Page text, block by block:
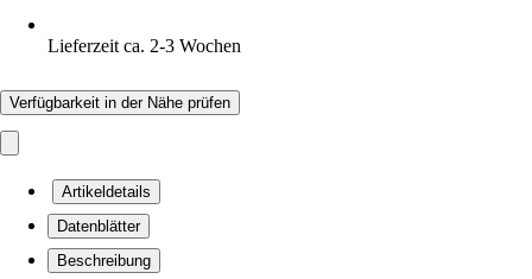
Lieferzeit ca. 2-3 Wochen
Verfügbarkeit in der Nähe prüfen
Artikeldetails
Datenblätter
Beschreibung